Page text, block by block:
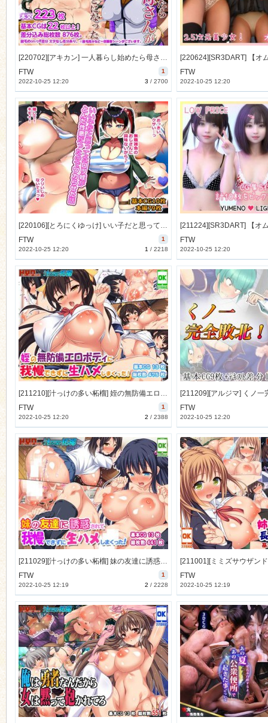
[220702][アキカン] 一人暮らし始めたら母さんが離婚して同棲することになった [771M] [RJ399141]
1
FTW
3 / 2700
2022-10-25 12:20
FTW
2022-10-25 12:20
[220106][とろにくゆっけ] いい子だと思ってたロリ姪がとんだ性悪だったのでワカらせた話 [262M] [RJ363649]
1
FTW
1 / 2218
2022-10-25 12:20
FTW
2022-10-25 12:20
[211210][汁っけの多い柘榴] 姪の無防備エロボディに我慢できずに生ハメしまくった! [408M] [RJ354387]
1
FTW
2 / 2388
2022-10-25 12:20
FTW
2022-10-25 12:20
[211029][汁っけの多い柘榴] 妹の友達に誘惑されて我慢できずに生ハメしまくった! [423M] [RJ344608]
1
FTW
2 / 2228
2022-10-25 12:19
FTW
2022-10-25 12:19